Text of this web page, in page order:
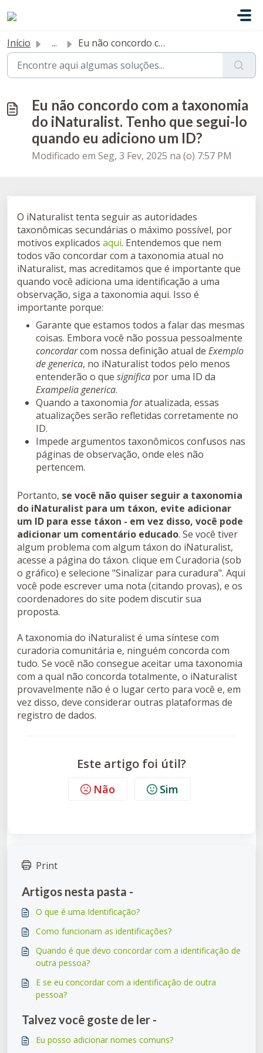
Início ... Eu não concordo com a taxonomia do iNaturalist. Tenho que...
Eu não concordo com a taxonomia
do iNaturalist. Tenho que segui-lo
quando eu adiciono um ID?
Modificado em Seg, 3 Fev, 2025 na (o) 7:57 PM
O iNaturalist tenta seguir as autoridades
taxonômicas secundárias o máximo possível, por
motivos explicados aqui. Entendemos que nem
todos vão concordar com a taxonomia atual no
iNaturalist, mas acreditamos que é importante que
quando você adiciona uma identificação a uma
observação, siga a taxonomia aqui. Isso é
importante porque:
Garante que estamos todos a falar das mesmas
coisas. Embora você não possua pessoalmente
concordarcom nossa definição atual de Exemplo
de generica, no iNaturalist todos pelo menos
entenderão o que significa por uma ID da
Exampelia generica.
Quando a taxonomia foratualizada, essas
atualizações serão refletidas corretamente no
ID.
Impede argumentos taxonômicos confusos nas
páginas de observação, onde eles não
pertencem.
Portanto, se você não quiser seguir a taxonomia
do iNaturalist para um táxon, evite adicionar
um ID para esse táxon - em vez disso, você pode
adicionar um comentário educado. Se você tiver
algum problema com algum táxon do iNaturalist,
acesse a página do táxon. clique em Curadoria (sob
o gráfico) e selecione "Sinalizar para curadura". Aqui
você pode escrever uma nota (citando provas), e os
coordenadores do site podem discutir sua
proposta.
A taxonomia do iNaturalist é uma síntese com
curadoria comunitária e, ninguém concorda com
tudo. Se você não consegue aceitar uma taxonomia
com a qual não concorda totalmente, o iNaturalist
provavelmente não é o lugar certo para você e, em
vez disso, deve considerar outras plataformas de
registro de dados.
Este artigo foi útil?
Não Sim
Print
Artigos nesta pasta -
O que é uma Identificação?
Como funcionam as identificações?
Quando é que devo concordar com a identificação de
outra pessoa?
E se eu concordar com a identificação de outra
pessoa?
Talvez você goste de ler -
Eu posso adicionar nomes comuns?